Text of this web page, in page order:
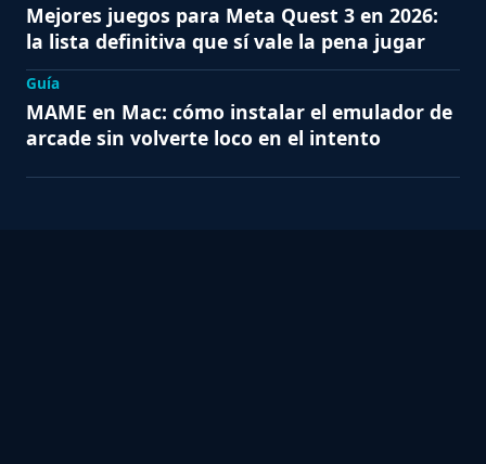
Mejores juegos para Meta Quest 3 en 2026:
la lista definitiva que sí vale la pena jugar
Guía
MAME en Mac: cómo instalar el emulador de
arcade sin volverte loco en el intento